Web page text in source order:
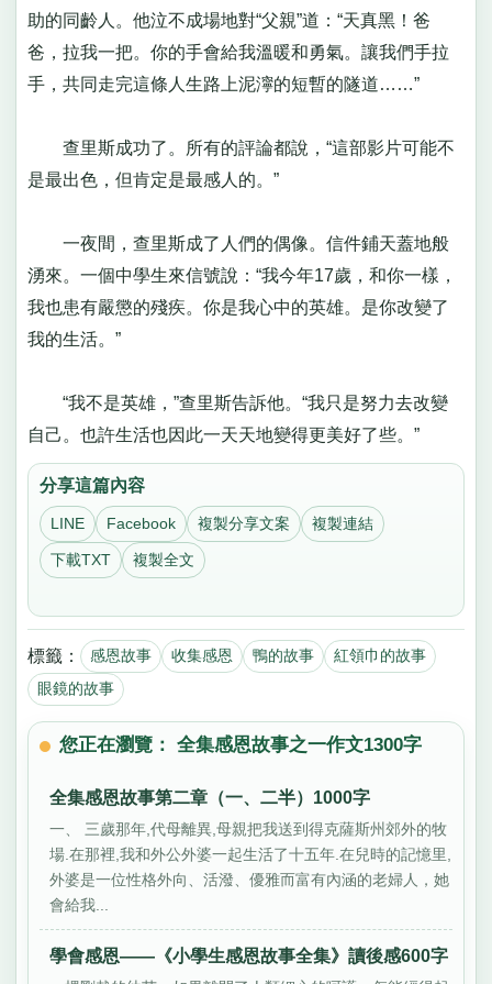
助的同齡人。他泣不成場地對“父親”道：“天真黑！爸
爸，拉我一把。你的手會給我溫暖和勇氣。讓我們手拉
手，共同走完這條人生路上泥濘的短暫的隧道……”
查里斯成功了。所有的評論都說，“這部影片可能不
是最出色，但肯定是最感人的。”
一夜間，查里斯成了人們的偶像。信件鋪天蓋地般
湧來。一個中學生來信號說：“我今年17歲，和你一樣，
我也患有嚴懲的殘疾。你是我心中的英雄。是你改變了
我的生活。”
“我不是英雄，”查里斯告訴他。“我只是努力去改變
自己。也許生活也因此一天天地變得更美好了些。”
分享這篇內容
LINE Facebook 複製分享文案 複製連結
下載TXT 複製全文
標籤： 感恩故事 收集感恩 鴨的故事
紅領巾的故事
眼鏡的故事
您正在瀏覽： 全集感恩故事之一作文1300字
全集感恩故事第二章（一、二半）1000字
一、 三歲那年,代母離異,母親把我送到得克薩斯州郊外的牧
場.在那裡,我和外公外婆一起生活了十五年.在兒時的記憶里,
外婆是一位性格外向、活潑、優雅而富有內涵的老婦人，她
會給我...
學會感恩——《小學生感恩故事全集》讀後感600字